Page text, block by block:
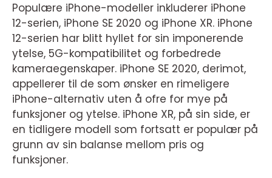
Populære iPhone-modeller inkluderer iPhone
12-serien, iPhone SE 2020 og iPhone XR. iPhone
12-serien har blitt hyllet for sin imponerende
ytelse, 5G-kompatibilitet og forbedrede
kameraegenskaper. iPhone SE 2020, derimot,
appellerer til de som ønsker en rimeligere
iPhone-alternativ uten å ofre for mye på
funksjoner og ytelse. iPhone XR, på sin side, er
en tidligere modell som fortsatt er populær på
grunn av sin balanse mellom pris og
funksjoner.